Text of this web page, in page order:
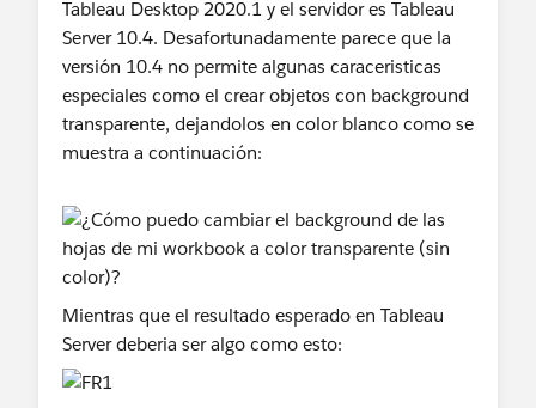
Tableau Desktop 2020.1 y el servidor es Tableau
Server 10.4. Desafortunadamente parece que la
versión 10.4 no permite algunas caraceristicas
especiales como el crear objetos con background
transparente, dejandolos en color blanco como se
muestra a continuación:
Mientras que el resultado esperado en Tableau
Server deberia ser algo como esto: